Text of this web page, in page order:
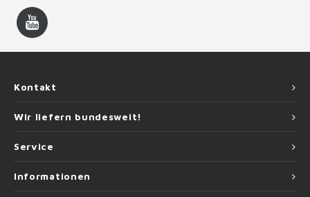
Kontakt
Wir liefern bundesweit!
Service
Informationen